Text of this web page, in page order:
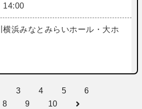
14:00
横浜みなとみらいホール・大ホ
3 4 5
6
8 9 10